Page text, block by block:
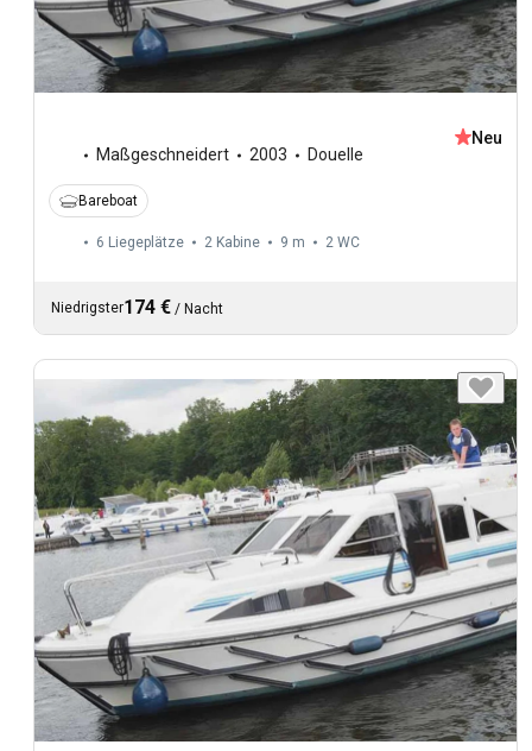
Maßgeschneidert 2003 Douelle
Neu
Bareboat
6 Liegeplätze 2 Kabine 9 m 2 WC
Niedrigster174 € / Nacht